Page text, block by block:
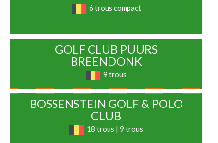
6 trous compact
GOLF CLUB PUURS
BREENDONK
9 trous
BOSSENSTEIN GOLF & POLO
CLUB
18 trous | 9 trous